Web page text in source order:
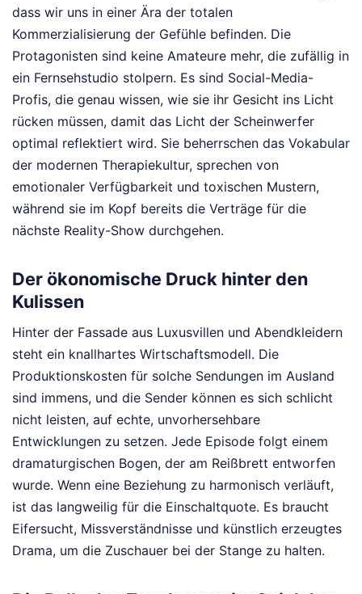
dass wir uns in einer Ära der totalen
Kommerzialisierung der Gefühle befinden. Die
Protagonisten sind keine Amateure mehr, die zufällig in
ein Fernsehstudio stolpern. Es sind Social-Media-
Profis, die genau wissen, wie sie ihr Gesicht ins Licht
rücken müssen, damit das Licht der Scheinwerfer
optimal reflektiert wird. Sie beherrschen das Vokabular
der modernen Therapiekultur, sprechen von
emotionaler Verfügbarkeit und toxischen Mustern,
während sie im Kopf bereits die Verträge für die
nächste Reality-Show durchgehen.
Der ökonomische Druck hinter den
Kulissen
Hinter der Fassade aus Luxusvillen und Abendkleidern
steht ein knallhartes Wirtschaftsmodell. Die
Produktionskosten für solche Sendungen im Ausland
sind immens, und die Sender können es sich schlicht
nicht leisten, auf echte, unvorhersehbare
Entwicklungen zu setzen. Jede Episode folgt einem
dramaturgischen Bogen, der am Reißbrett entworfen
wurde. Wenn eine Beziehung zu harmonisch verläuft,
ist das langweilig für die Einschaltquote. Es braucht
Eifersucht, Missverständnisse und künstlich erzeugtes
Drama, um die Zuschauer bei der Stange zu halten.